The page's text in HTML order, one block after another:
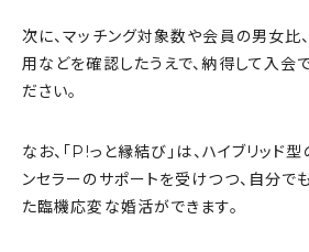
次に、マッチング対象数や会員の男女比
用などを確認したうえで、納得して入会
ださい。
なお、「P!っと縁結び」は、ハイブリッド
ンセラーのサポートを受けつつ、自分で
た臨機応変な婚活ができます。